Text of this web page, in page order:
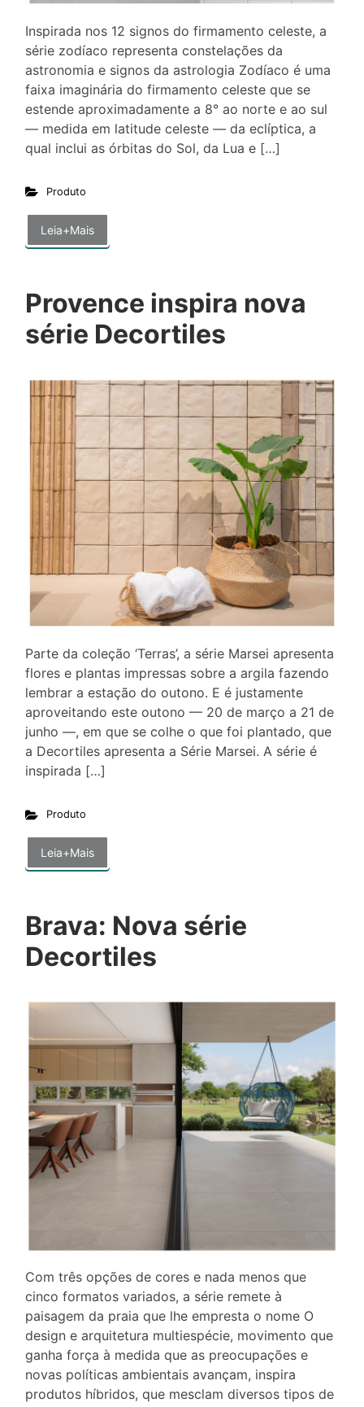
Inspirada nos 12 signos do firmamento celeste, a
série zodíaco representa constelações da
astronomia e signos da astrologia Zodíaco é uma
faixa imaginária do firmamento celeste que se
estende aproximadamente a 8° ao norte e ao sul
— medida em latitude celeste — da eclíptica, a
qual inclui as órbitas do Sol, da Lua e […]
Produto
Leia+Mais
Provence inspira nova
série Decortiles
Parte da coleção ‘Terras’, a série Marsei apresenta
flores e plantas impressas sobre a argila fazendo
lembrar a estação do outono. E é justamente
aproveitando este outono — 20 de março a 21 de
junho —, em que se colhe o que foi plantado, que
a Decortiles apresenta a Série Marsei. A série é
inspirada […]
Produto
Leia+Mais
Brava: Nova série
Decortiles
Com três opções de cores e nada menos que
cinco formatos variados, a série remete à
paisagem da praia que lhe empresta o nome O
design e arquitetura multiespécie, movimento que
ganha força à medida que as preocupações e
novas políticas ambientais avançam, inspira
produtos híbridos, que mesclam diversos tipos de